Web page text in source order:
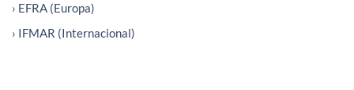
› EFRA (Europa)
› IFMAR (Internacional)